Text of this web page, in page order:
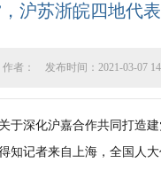
沪苏浙皖四地代
者： 发布时间：2021-03-07
深化沪嘉合作共同打造建
知记者来自上海，全国人